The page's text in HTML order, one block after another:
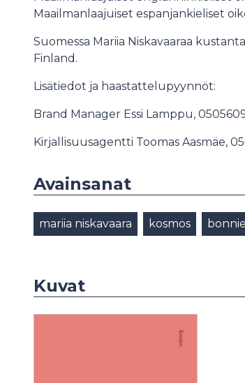
Maailmanlaajuiset espanjankieliset
Suomessa Mariia Niskavaaraa
Finland.
Lisätiedot ja haastattelupyynnöt:
Brand Manager Essi Lamppu,
Kirjallisuusagentti Toomas Aasmäe,
Avainsanat
mariia niskavaara kosmos
Kuvat